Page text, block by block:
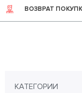
ВОЗВРАТ
КАТЕГОРИИ